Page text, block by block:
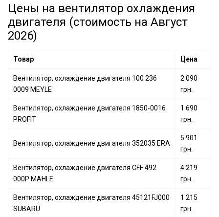
Вентилятор, охлаждение двигателя 357972742E VAG
vika
Вентилятор, охлаждение двигателя 99590802201
vika
Вентилятор, охлаждение двигателя MR312899
Вентилятор, охлаждение двигателя MR464708
Вентилятор, охлаждение двигателя 1199106200 JP
GROUP
Цены на вентилятор охлаждения
двигателя (стоимость на Август
2026)
Товар Цена
Вентилятор, охлаждение двигателя 100 236
0009 MEYLE
2 090
грн.
Вентилятор, охлаждение двигателя 1850-0016
PROFIT
1 690
грн.
Вентилятор, охлаждение двигателя 352035 ERA
5 901
грн.
Вентилятор, охлаждение двигателя CFF 492
000P MAHLE
4 219
грн.
Вентилятор, охлаждение двигателя 45121FJ000
SUBARU
1 215
грн.